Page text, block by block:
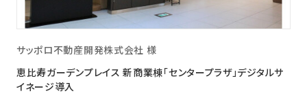
サッポロ不動産開発株式会社 様
恵比寿ガーデンプレイス 新商業棟「センタープラザ」デジタルサ
イネージ導入